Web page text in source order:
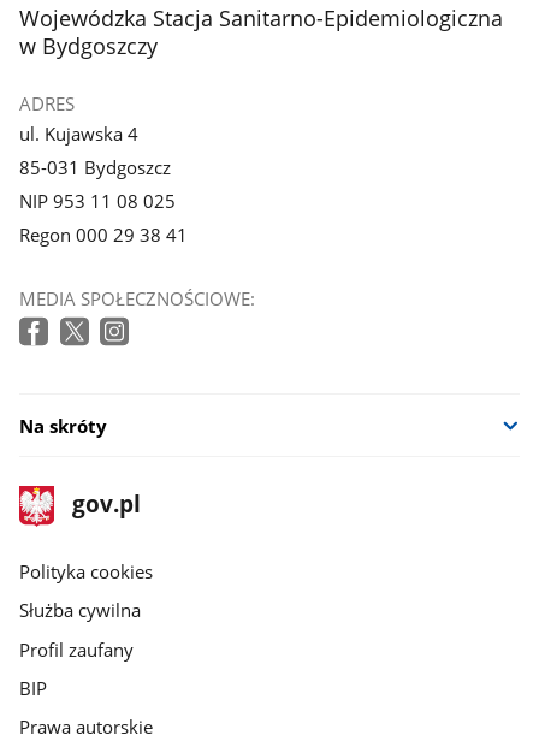
stopka
Wojewódzka Stacja Sanitarno-Epidemiologiczna
w Bydgoszczy
ADRES
ul. Kujawska 4
85-031 Bydgoszcz
NIP 953 11 08 025
Regon 000 29 38 41
MEDIA SPOŁECZNOŚCIOWE:
Na skróty
stopka
gov.pl
Strona
gov.pl
gov.pl
Polityka cookies
Służba cywilna
Profil zaufany
BIP
Prawa autorskie